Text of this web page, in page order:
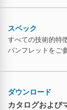
スペック
すべての技術的特
パンフレットをご
ダウンロード
カタログおよび